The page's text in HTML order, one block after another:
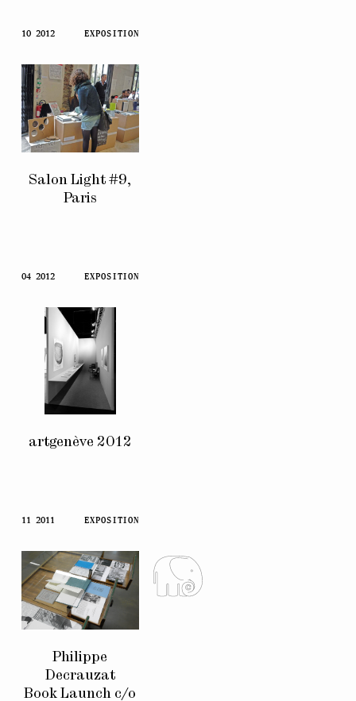
10 2012 EXPOSITION
Salon Light #9,
Paris
04 2012 EXPOSITION
artgenève 2012
11 2011 EXPOSITION
Philippe
Decrauzat
Book Launch c/o